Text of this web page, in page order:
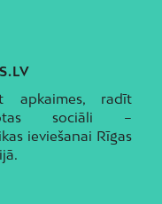
apkaimes, radīt
sociāli –
ieviešanai Rīgas